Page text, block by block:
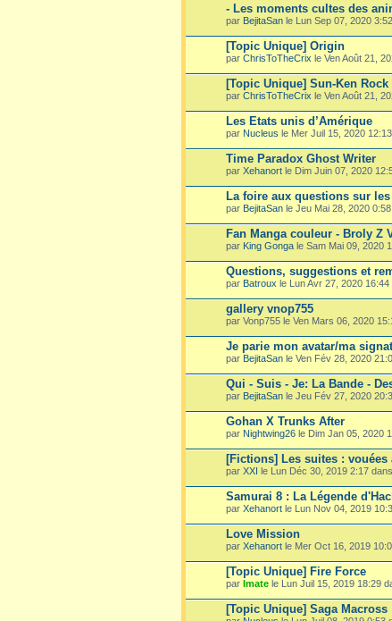
- Les moments cultes des
par BejitaSan le Lun Sep 07, 2020
[Topic Unique] Origin
par ChrisToTheCrix le Ven Août 21,
[Topic Unique] Sun-Ken Rock
par ChrisToTheCrix le Ven Août 21,
Les Etats unis d’Amérique
par Nucleus le Mer Juil 15, 2020
Time Paradox Ghost Writer
par Xehanort le Dim Juin 07, 2020
La foire aux questions sur
par BejitaSan le Jeu Mai 28, 2020
Fan Manga couleur - Broly Z
par King Gonga le Sam Mai 09, 2020
Questions, suggestions et
par Batroux le Lun Avr 27, 2020 16:44
gallery vnop755
par Vonp755 le Ven Mars 06, 2020
Je parie mon avatar/ma
par BejitaSan le Ven Fév 28, 2020
Qui - Suis - Je: La Bande -
par BejitaSan le Jeu Fév 27, 2020
Gohan X Trunks After
par Nightwing26 le Dim Jan 05, 2020
[Fictions] Les suites : vouées
par XXI le Lun Déc 30, 2019 2:17 dans
Samurai 8 : La Légende
par Xehanort le Lun Nov 04, 2019
Love Mission
par Xehanort le Mer Oct 16, 2019
[Topic Unique] Fire Force
par Imate le Lun Juil 15, 2019 18:29
[Topic Unique] Saga Macross